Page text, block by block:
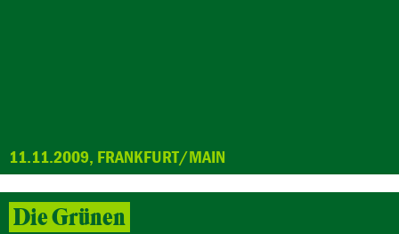
11.11.2009, FRANKFURT/MAIN
Die Grünen